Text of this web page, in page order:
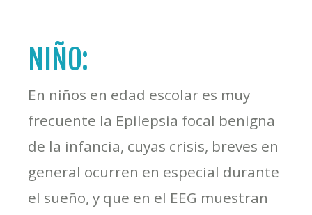
NIÑO:
En niños en edad escolar es muy
frecuente la Epilepsia focal benigna
de la infancia, cuyas crisis, breves en
general ocurren en especial durante
el sueño, y que en el EEG muestran